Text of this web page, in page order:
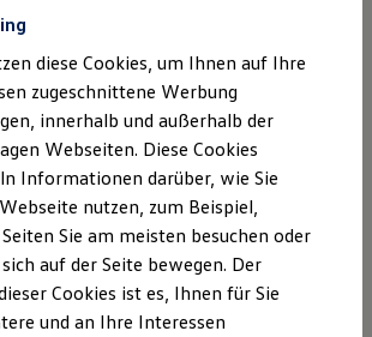
und Pannenhilfe
Konnektivität & Apps
App
Connect für Ihren ID. Buzz
Connect für Ihren Transporter/Caravelle
Connect für Ihren Amarok
Connect für andere Modelle
Pro
Interface Data
Pathfinder
Software Updates
Bordbuch
und Sicherheitssysteme
diese Cookies, um Ihnen auf Ihre
zugeschnittene Werbung
innerhalb und außerhalb der
Webseiten. Diese Cookies
Informationen darüber, wie Sie
nutzen, zum Beispiel,
Sie am meisten besuchen oder
auf der Seite bewegen. Der
Cookies ist es, Ihnen für Sie
und an Ihre Interessen